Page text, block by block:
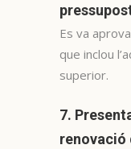
Es va
que inclou
superior.
7.
renovació